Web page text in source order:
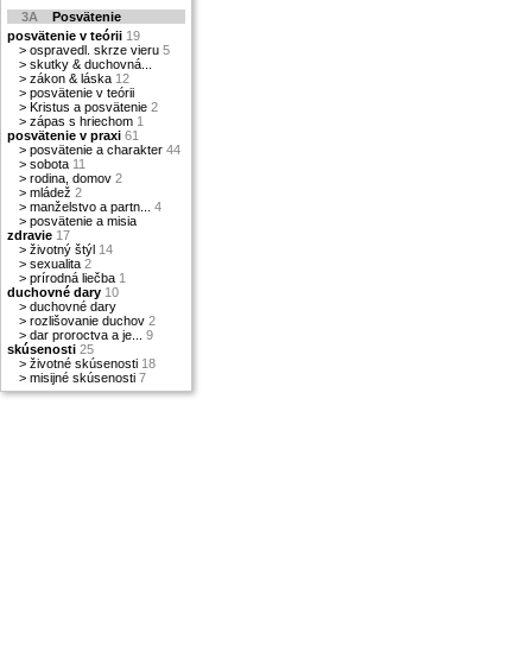
3A Posvätenie
posvätenie v teórii 19
> ospravedl. skrze vieru 5
> skutky & duchovná...
> zákon & láska 12
> posvätenie v teórii
> Kristus a posvätenie 2
> zápas s hriechom 1
posvätenie v praxi 61
> posvätenie a charakter 44
> sobota 11
> rodina, domov 2
> mládež 2
> manželstvo a partn...
4
> posvätenie a misia
zdravie 17
> životný štýl 14
> sexualita 2
> prírodná liečba 1
duchovné dary 10
> duchovné dary
> rozlišovanie duchov 2
> dar proroctva a je...
9
skúsenosti 25
> životné skúsenosti 18
> misijné skúsenosti 7